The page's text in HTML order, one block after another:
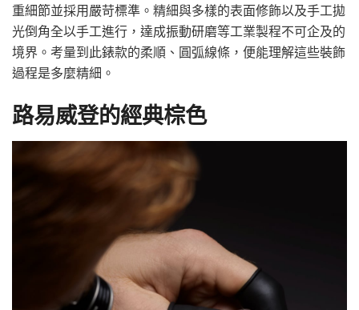
重細節並採用嚴苛標準。精細與多樣的表面修飾以及手工拋
光倒角全以手工進行，達成振動研磨等工業製程不可企及的
境界。考量到此錶款的柔順、圓弧線條，便能理解這些裝飾
過程是多麼精細。
路易威登的經典棕色